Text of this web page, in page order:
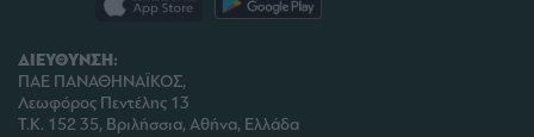
ΔΙΕΥΘΥΝΣΗ:
ΠΑΕ ΠΑΝΑΘΗΝΑΪΚΟΣ,
Λεωφόρος Πεντέλης 13
Τ.Κ. 152 35, Βριλήσσια, Αθήνα, Ελλάδα